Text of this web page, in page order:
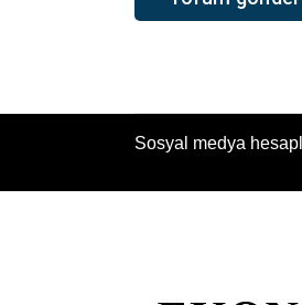
Sosyal medya